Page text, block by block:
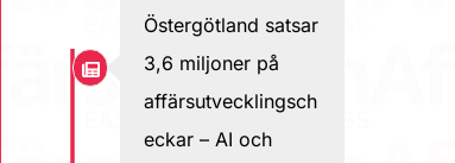
Östergötland satsar
3,6 miljoner på
affärsutvecklingsch
eckar – AI och